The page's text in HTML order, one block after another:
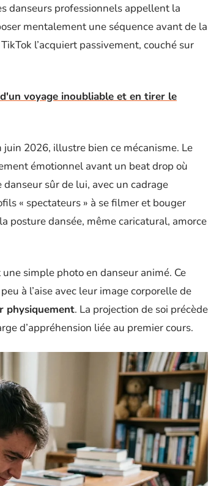
danseurs professionnels appellent la
mentalement une séquence avant de la
l’acquiert passivement, couché sur
voyage inoubliable et en tirer le
2026, illustre bien ce mécanisme. Le
émotionnel avant un beat drop où
sûr de lui, avec un cadrage
« spectateurs » à se filmer et bouger
posture dansée, même caricatural, amorce
simple photo en danseur animé. Ce
à l’aise avec leur image corporelle de
physiquement. La projection de soi précède
d’appréhension liée au premier cours.